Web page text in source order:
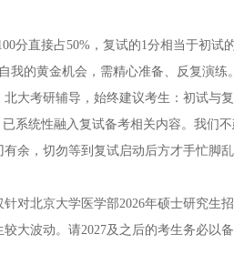
分直接占50%，复试的1分相当于初
我的黄金机会，需精心准备、反复演练
大考研辅导，始终建议考生：初试与
系统性融入复试备考相关内容。我们
余，切勿等到复试启动后方才手忙脚
对北京大学医学部2026年硕士研究
大波动。请2027及之后的考生务必以